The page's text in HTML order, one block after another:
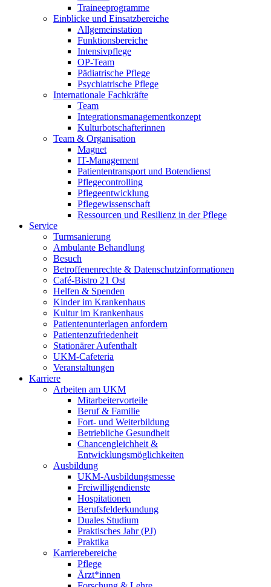
Traineeprogramme
Einblicke und Einsatzbereiche
Allgemeinstation
Funktionsbereiche
Intensivpflege
OP-Team
Pädiatrische Pflege
Psychiatrische Pflege
Internationale Fachkräfte
Team
Integrationsmanagementkonzept
Kulturbotschafterinnen
Team & Organisation
Magnet
IT-Management
Patiententransport und Botendienst
Pflegecontrolling
Pflegeentwicklung
Pflegewissenschaft
Ressourcen und Resilienz in der Pflege
Service
Turmsanierung
Ambulante Behandlung
Besuch
Betroffenenrechte & Datenschutzinformationen
Café-Bistro 21 Ost
Helfen & Spenden
Kinder im Krankenhaus
Kultur im Krankenhaus
Patientenunterlagen anfordern
Patientenzufriedenheit
Stationärer Aufenthalt
UKM-Cafeteria
Veranstaltungen
Karriere
Arbeiten am UKM
Mitarbeitervorteile
Beruf & Familie
Fort- und Weiterbildung
Betriebliche Gesundheit
Chancengleichheit &
Entwicklungsmöglichkeiten
Ausbildung
UKM-Ausbildungsmesse
Freiwilligendienste
Hospitationen
Berufsfelderkundung
Duales Studium
Praktisches Jahr (PJ)
Praktika
Karrierebereiche
Pflege
Ärzt*innen